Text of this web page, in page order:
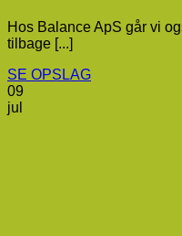
Hos Balance ApS går vi
tilbage [...]
SE OPSLAG
09
jul